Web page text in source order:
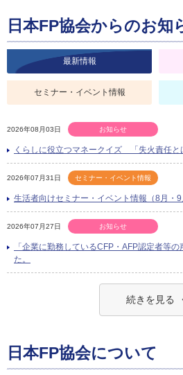
日本FP協会からのお知
最新情報
セミナー・イベント情報
2026年08月03日 お知らせ
くらしに役立つマネークイズ 「失火責任と
2026年07月31日 セミナー・イベント情報
生活者向けセミナー・イベント情報（8月・9
2026年07月27日 お知らせ
「企業に勤務しているCFP・AFP認定者等
た。
続きを見る
日本FP協会について